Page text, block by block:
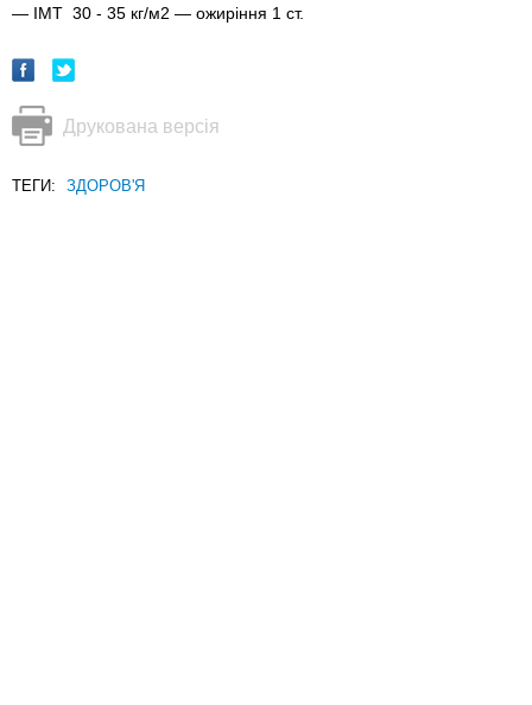
— ІМТ 30 - 35 кг/м2 — ожиріння 1 ст.
Друкована версія
ТЕГИ: ЗДОРОВ'Я